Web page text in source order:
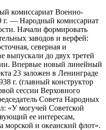
комиссариат Военно-
г. — Народный комиссариат
Начали формировать
заводов и верфей:
северная и
выпускали до двух третей
Впервые новый линейный
23 заложен в Ленинграде
г. (главный конструктор
сессии Верховного
Совета Народных
«У могучей Советской
ее интересам,
морской и океанский флот».